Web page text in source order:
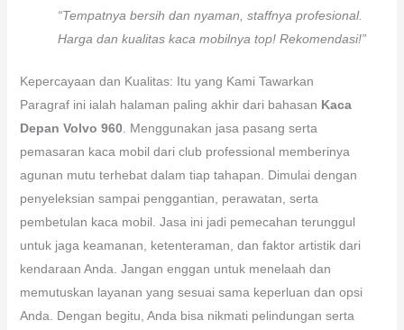
“Tempatnya bersih dan nyaman, staffnya profesional.
Harga dan kualitas kaca mobilnya top! Rekomendasi!”
Kepercayaan dan Kualitas: Itu yang Kami Tawarkan
Paragraf ini ialah halaman paling akhir dari bahasan Kaca
Depan Volvo 960. Menggunakan jasa pasang serta
pemasaran kaca mobil dari club professional memberinya
agunan mutu terhebat dalam tiap tahapan. Dimulai dengan
penyeleksian sampai penggantian, perawatan, serta
pembetulan kaca mobil. Jasa ini jadi pemecahan terunggul
untuk jaga keamanan, ketenteraman, dan faktor artistik dari
kendaraan Anda. Jangan enggan untuk menelaah dan
memutuskan layanan yang sesuai sama keperluan dan opsi
Anda. Dengan begitu, Anda bisa nikmati pelindungan serta